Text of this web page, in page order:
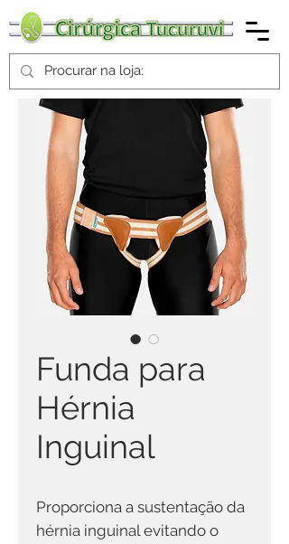
Funda para
Hérnia
Inguinal
Proporciona a sustentação da
hérnia inguinal evitando o